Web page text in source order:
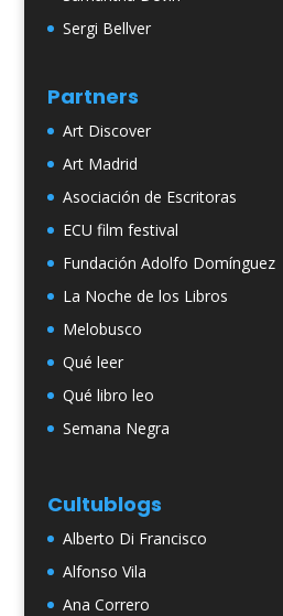
Sergi Bellver
Partners
Art Discover
Art Madrid
Asociación de Escritoras
ECU film festival
Fundación Adolfo Domínguez
La Noche de los Libros
Melobusco
Qué leer
Qué libro leo
Semana Negra
Cultublogs
Alberto Di Francisco
Alfonso Vila
Ana Correro